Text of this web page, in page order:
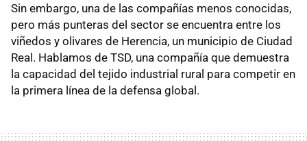
Sin embargo, una de las compañías menos conocidas,
pero más punteras del sector se encuentra entre los
viñedos y olivares de Herencia, un municipio de Ciudad
Real. Hablamos de TSD, una compañía que demuestra
la capacidad del tejido industrial rural para competir en
la primera línea de la defensa global.